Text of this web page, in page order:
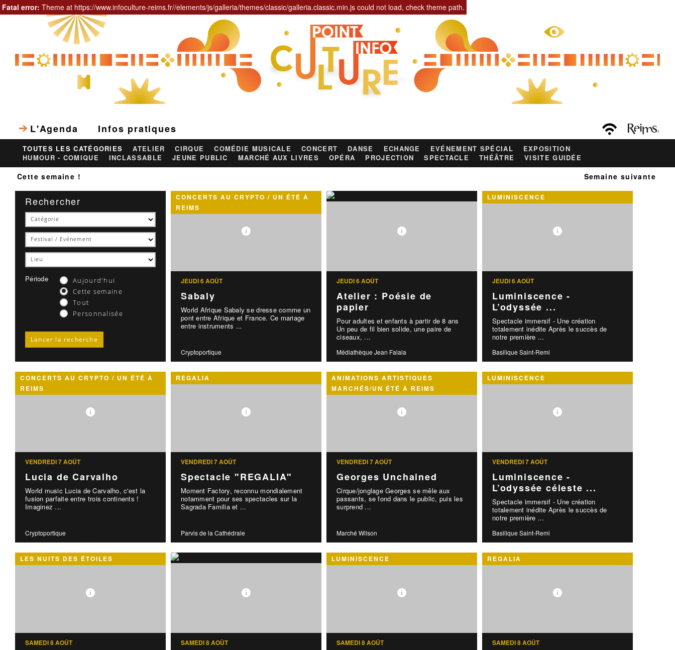
L'Agenda Infos pratiques
TOUTES LES CATÉGORIES ATELIER CIRQUE COMÉDIE MUSICALE CONCERT DANSE ECHANGE EVÉNEMENT SPÉCIAL
EXPOSITION
HUMOUR - COMIQUE
INCLASSABLE JEUNE PUBLIC MARCHÉ AUX LIVRES OPÉRA PROJECTION SPECTACLE THÉÂTRE VISITE GUIDÉE
Semaine suivante
Cette semaine !
Rechercher
Période
Aujourd'hui
Cette semaine
Tout
Personnalisée
CONCERTS AU CRYPTO / UN ÉTÉ À
REIMS
JEUDI 6 AOÛT
Sabaly
World Afrique Sabaly se dresse comme un
pont entre Afrique et France. Ce mariage
entre instruments ...
Cryptoportique
JEUDI 6 AOÛT
Atelier : Poésie de
papier
Pour adultes et enfants à partir de 8 ans
Un peu de fil bien solide, une paire de
ciseaux, ...
Médiathèque Jean Falala
LUMINISCENCE
JEUDI 6 AOÛT
Luminiscence -
L’odyssée ...
Spectacle immersif - Une création
totalement inédite Après le succès de
notre première ...
Basilique Saint-Remi
CONCERTS AU CRYPTO / UN ÉTÉ À
REIMS
VENDREDI 7 AOÛT
Lucia de Carvalho
World music Lucia de Carvalho, c'est la
fusion parfaite entre trois continents !
Imaginez ...
Cryptoportique
REGALIA
VENDREDI 7 AOÛT
Spectacle "REGALIA"
Moment Factory, reconnu mondialement
notamment pour ses spectacles sur la
Sagrada Familia et ...
Parvis de la Cathédrale
ANIMATIONS ARTISTIQUES
MARCHÉS/UN ÉTÉ À REIMS
VENDREDI 7 AOÛT
Georges Unchained
Cirque/jonglage Georges se mêle aux
passants, se fond dans le public, puis les
surprend ...
Marché Wilson
LUMINISCENCE
VENDREDI 7 AOÛT
Luminiscence -
L’odyssée céleste ...
Spectacle immersif - Une création
totalement inédite Après le succès de
notre première ...
Basilique Saint-Remi
LES NUITS DES ÉTOILES
SAMEDI 8 AOÛT SAMEDI 8 AOÛT
LUMINISCENCE
SAMEDI 8 AOÛT
REGALIA
SAMEDI 8 AOÛT
Fatal error: Theme at https://www.infoculture-reims.fr//elements/js/galleria/themes/classic/galleria.classic.min.js could not load, check theme path.